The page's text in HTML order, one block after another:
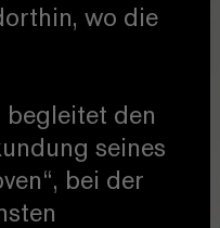
wo die
begleitet den
seines
bei der